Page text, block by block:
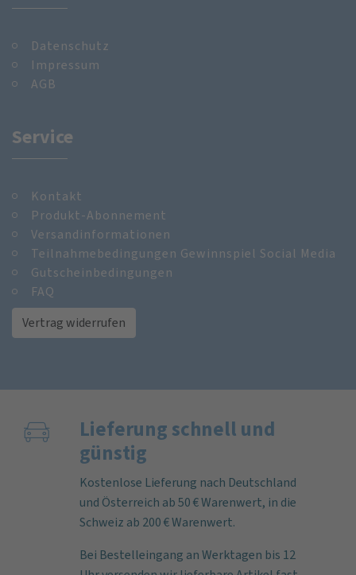
Datenschutz
Impressum
AGB
Service
Kontakt
Produkt-Abonnement
Versandinformationen
Teilnahmebedingungen Gewinnspiel Social Media
Gutscheinbedingungen
FAQ
Vertrag widerrufen
Lieferung schnell und
günstig
Kostenlose Lieferung nach Deutschland
und Österreich ab 50 € Warenwert, in die
Schweiz ab 200 € Warenwert.
Bei Bestelleingang an Werktagen bis 12